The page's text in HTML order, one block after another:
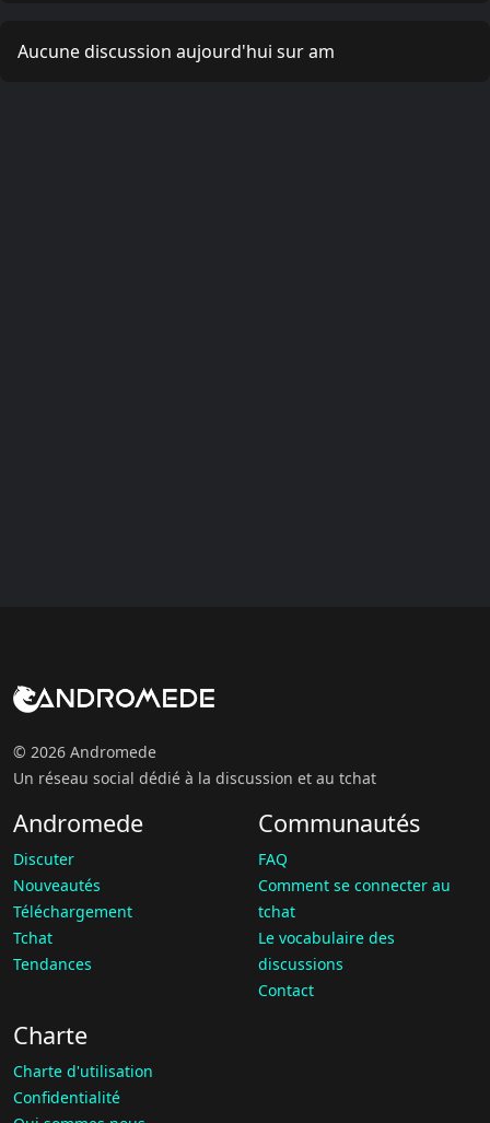
Aucune discussion aujourd'hui sur am
© 2026 Andromede
Un réseau social dédié à la discussion et au tchat
Andromede
Discuter
Nouveautés
Téléchargement
Tchat
Tendances
Communautés
FAQ
Comment se connecter au
tchat
Le vocabulaire des
discussions
Contact
Charte
Charte d'utilisation
Confidentialité